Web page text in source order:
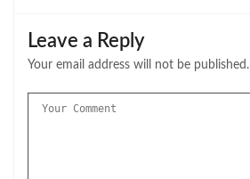
Leave a Reply
Your email address will not be published.